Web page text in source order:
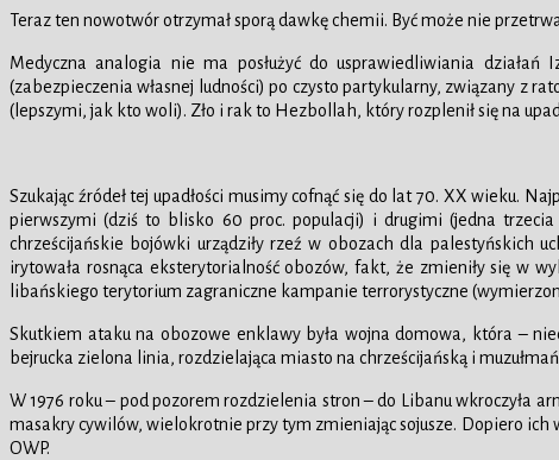
Teraz ten nowotwór otrzymał sporą dawkę chemii. Być może nie
Medyczna analogia nie ma posłużyć do usprawiedliwiania
(zabezpieczenia własnej ludności) po czysto partykularny, związany z
(lepszymi, jak kto woli). Zło i rak to Hezbollah, który rozplenił się na
Szukając źródeł tej upadłości musimy cofnąć się do lat 70. XX wieku.
pierwszymi (dziś to blisko 60 proc. populacji) i drugimi (jedna
chrześcijańskie bojówki urządziły rzeź w obozach dla palestyńskich
irytowała rosnąca eksterytorialność obozów, fakt, że zmieniły się w
libańskiego terytorium zagraniczne kampanie terrorystyczne
Skutkiem ataku na obozowe enklawy była wojna domowa, która –
bejrucka zielona linia, rozdzielająca miasto na chrześcijańską i
W 1976 roku – pod pozorem rozdzielenia stron – do Libanu wkroczyła
masakry cywilów, wielokrotnie przy tym zmieniając sojusze. Dopiero ich
OWP.